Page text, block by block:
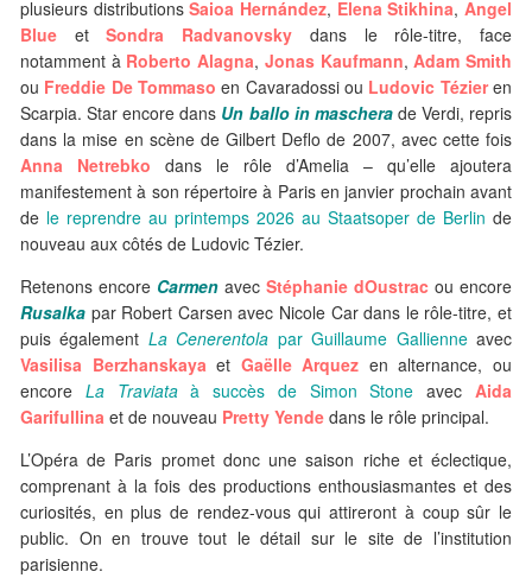
plusieurs distributionsSaioa Hernández, Elena Stikhina,Angel
Blue etSondra Radvanovsky dans le rôle-titre, face
notamment à Roberto Alagna, Jonas Kaufmann,Adam Smith
ou Freddie De Tommaso en Cavaradossi ou Ludovic Tézieren
Scarpia. Star encore dans Un ballo in mascherade Verdi, repris
dans la mise en scène de Gilbert Deflo de 2007, avec cette fois
Anna Netrebko dans le rôle d’Amelia – qu’elle ajoutera
manifestement à son répertoire à Paris en janvier prochain avant
de le reprendre au printemps 2026 au Staatsoper de Berlin de
nouveau aux côtés de Ludovic Tézier.
Retenons encore Carmen avec Stéphanie dOustrac ou encore
Rusalka par Robert Carsen avec Nicole Car dans le rôle-titre, et
puis également La Cenerentola par Guillaume Gallienneavec
Vasilisa Berzhanskaya et Gaëlle Arquez en alternance, ou
encore La Traviataà succès de Simon Stone avecAida
Garifullina et de nouveau Pretty Yende dans le rôle principal.
L’Opéra de Paris promet donc une saison riche et éclectique,
comprenant à la fois des productions enthousiasmantes et des
curiosités, en plus de rendez-vous qui attireront à coup sûr le
public. On en trouve tout le détail sur le site de l’institution
parisienne.